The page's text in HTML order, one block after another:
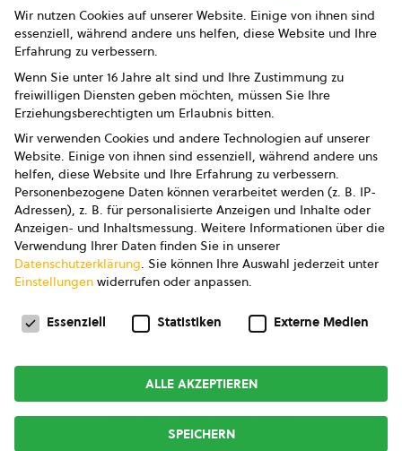
Presse
Impressum
Datenschutz
AGB
AGB Marketing GmbH
AGB Bildung
Newsletter
Copyright © 2026bio austria
Wir nutzen Cookies auf unserer Website. Einige von ihnen sind
essenziell, während andere uns helfen, diese Website und Ihre
Erfahrung zu verbessern.
Wenn Sie unter 16 Jahre alt sind und Ihre Zustimmung zu
freiwilligen Diensten geben möchten, müssen Sie Ihre
Erziehungsberechtigten um Erlaubnis bitten.
Wir verwenden Cookies und andere Technologien auf unserer
Website. Einige von ihnen sind essenziell, während andere uns
helfen, diese Website und Ihre Erfahrung zu verbessern.
Personenbezogene Daten können verarbeitet werden (z. B. IP-
Adressen), z. B. für personalisierte Anzeigen und Inhalte oder
Anzeigen- und Inhaltsmessung. Weitere Informationen über die
Verwendung Ihrer Daten finden Sie in unserer
Datenschutzerklärung. Sie können Ihre Auswahl jederzeit unter
Einstellungen widerrufen oder anpassen.
Datenschutzeinstellungen
Essenziell Statistiken Externe Medien
ALLE AKZEPTIEREN
SPEICHERN